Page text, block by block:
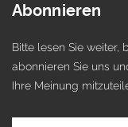
Abonnieren
Bitte lesen Sie weiter,
abonnieren Sie uns
Ihre Meinung